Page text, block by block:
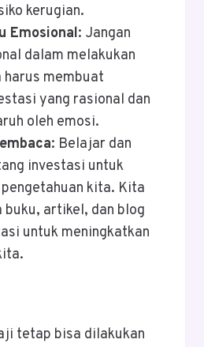
kerugian.
Emosional: Jangan
dalam melakukan
membuat
yang rasional dan
oleh emosi.
: Belajar dan
investasi untuk
kita. Kita
buku, artikel, dan blog
untuk meningkatkan
tetap bisa dilakukan